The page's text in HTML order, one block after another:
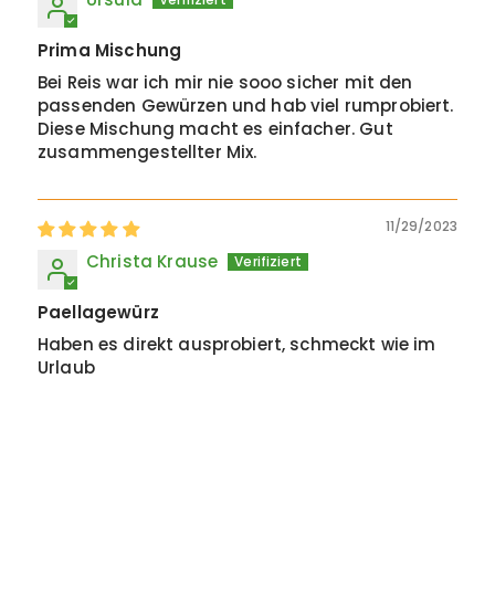
Prima Mischung
Bei Reis war ich mir nie sooo sicher mit den
passenden Gewürzen und hab viel rumprobiert.
Diese Mischung macht es einfacher. Gut
zusammengestellter Mix.
11/29/2023
Christa Krause
Paellagewürz
Haben es direkt ausprobiert, schmeckt wie im
Urlaub